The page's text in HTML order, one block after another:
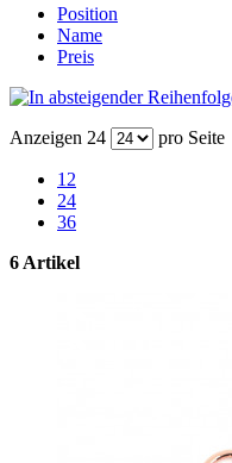
Position
Name
Preis
Anzeigen 24 pro Seite
12
24
36
6 Artikel